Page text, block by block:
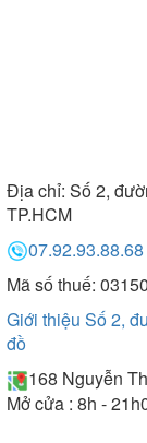
Địa chỉ: Số 2,
TP.HCM
07.92.93.88.68
Mã số thuế:
Giới thiệu Số 2,
đồ
168 Nguyễn
Mở cửa : 8h -